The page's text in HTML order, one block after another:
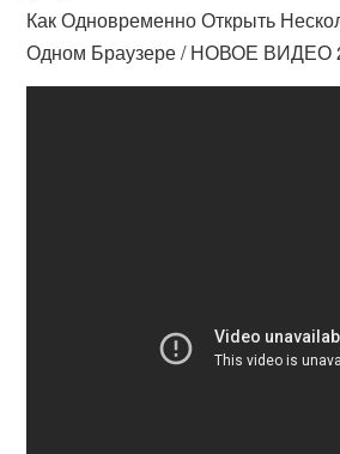
Как Одновременно Открыть
Одном Браузере / НОВОЕ ВИДЕО